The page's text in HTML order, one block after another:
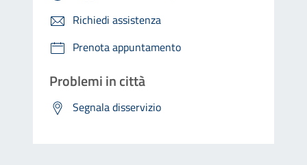
Richiedi assistenza
Prenota appuntamento
Problemi in città
Segnala disservizio